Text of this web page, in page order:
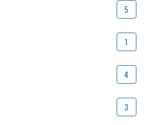
5
1
4
3